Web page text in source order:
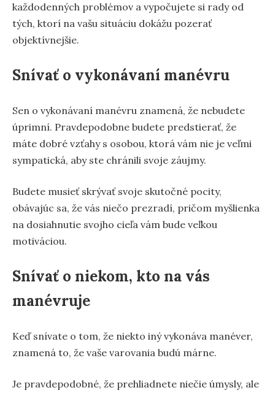
každodenných problémov a vypočujete si rady od
tých, ktorí na vašu situáciu dokážu pozerať
objektívnejšie.
Snívať o vykonávaní manévru
Sen o vykonávaní manévru znamená, že nebudete
úprimní. Pravdepodobne budete predstierať, že
máte dobré vzťahy s osobou, ktorá vám nie je veľmi
sympatická, aby ste chránili svoje záujmy.
Budete musieť skrývať svoje skutočné pocity,
obávajúc sa, že vás niečo prezradí, pričom myšlienka
na dosiahnutie svojho cieľa vám bude veľkou
motiváciou.
Snívať o niekom, kto na vás
manévruje
Keď snívate o tom, že niekto iný vykonáva manéver,
znamená to, že vaše varovania budú márne.
Je pravdepodobné, že prehliadnete niečie úmysly, ale